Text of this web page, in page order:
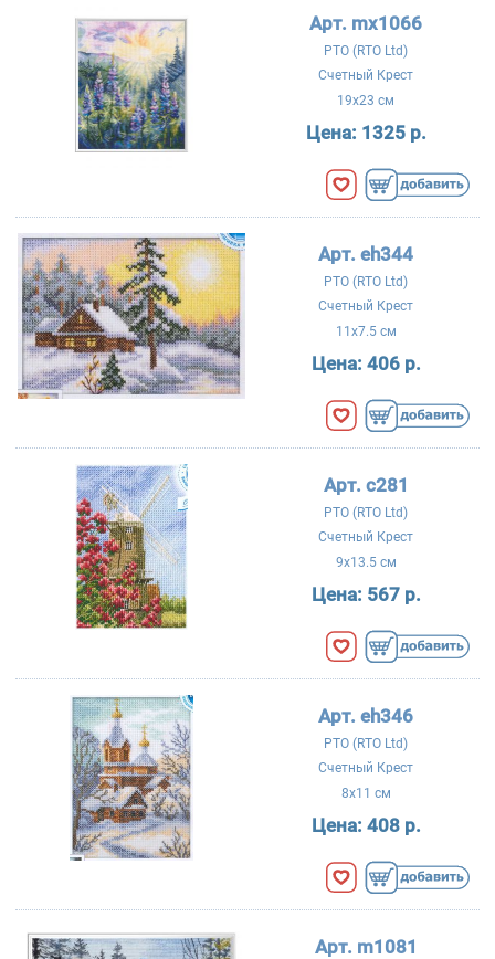
Арт. mx1066
РТО (RTO Ltd)
Счетный Крест
19x23 см
Цена: 1325 р.
Арт. eh344
РТО (RTO Ltd)
Счетный Крест
11x7.5 см
Цена: 406 р.
Арт. c281
РТО (RTO Ltd)
Счетный Крест
9x13.5 см
Цена: 567 р.
Арт. eh346
РТО (RTO Ltd)
Счетный Крест
8x11 см
Цена: 408 р.
Арт. m1081